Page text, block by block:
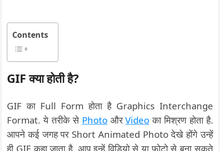
Contents
GIF क्या होती है?
GIF का Full Form होता है Graphics Interchange
Format. ये तरीके से PhotoऔरVideo का मिश्रण होता है.
आपने कई जगह पर Short Animated Photo देखे होंगे उन्हें
ही GIF कहा जाता है. आप इन्हें विडियो से या फोटो से बना सकते